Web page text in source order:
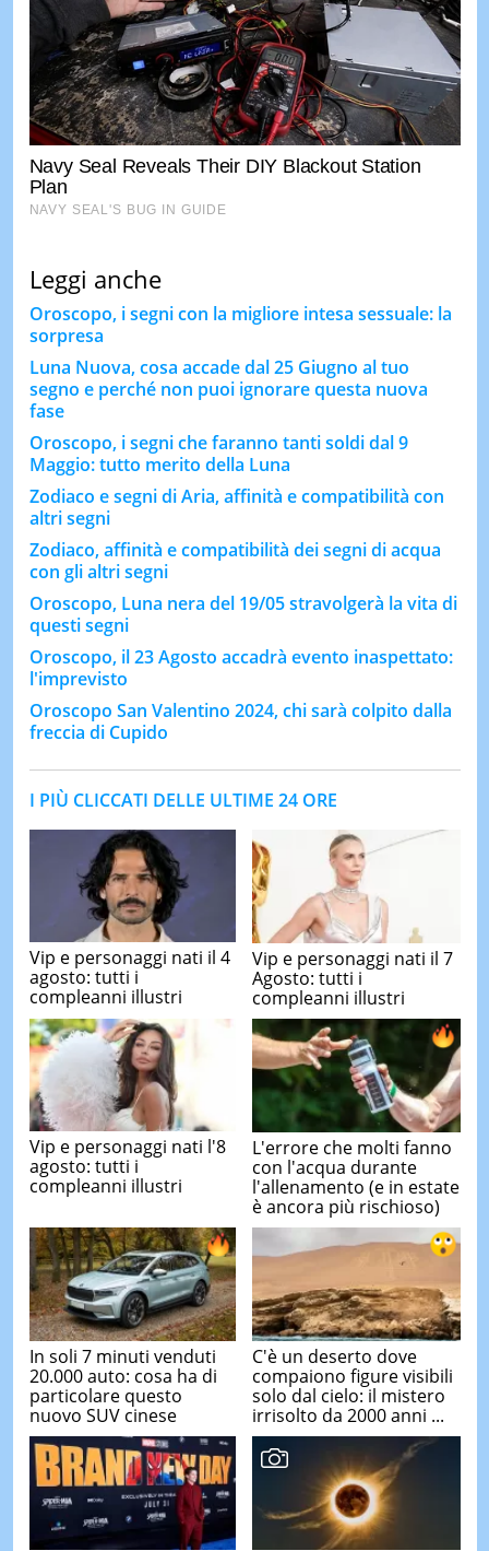
Leggi anche
Oroscopo, i segni con la migliore intesa sessuale: la
sorpresa
Luna Nuova, cosa accade dal 25 Giugno al tuo
segno e perché non puoi ignorare questa nuova
fase
Oroscopo, i segni che faranno tanti soldi dal 9
Maggio: tutto merito della Luna
Zodiaco e segni di Aria, affinità e compatibilità con
altri segni
Zodiaco, affinità e compatibilità dei segni di acqua
con gli altri segni
Oroscopo, Luna nera del 19/05 stravolgerà la vita di
questi segni
Oroscopo, il 23 Agosto accadrà evento inaspettato:
l'imprevisto
Oroscopo San Valentino 2024, chi sarà colpito dalla
freccia di Cupido
I PIÙ CLICCATI DELLE ULTIME 24 ORE
Vip e personaggi nati il 4
agosto: tutti i
compleanni illustri
Vip e personaggi nati il 7
Agosto: tutti i
compleanni illustri
Vip e personaggi nati l'8
agosto: tutti i
compleanni illustri
L'errore che molti fanno
con l'acqua durante
l'allenamento (e in estate
è ancora più rischioso)
In soli 7 minuti venduti
20.000 auto: cosa ha di
particolare questo
nuovo SUV cinese
C'è un deserto dove
compaiono figure visibili
solo dal cielo: il mistero
irrisolto da 2000 anni ...